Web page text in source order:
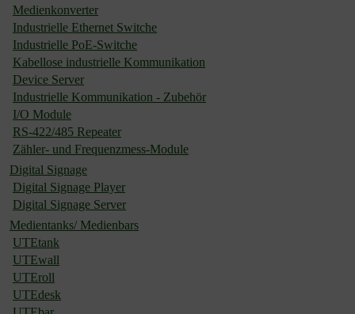
Medienkonverter
Industrielle Ethernet Switche
Industrielle PoE-Switche
Kabellose industrielle Kommunikation
Device Server
Industrielle Kommunikation - Zubehör
I/O Module
RS-422/485 Repeater
Zähler- und Frequenzmess-Module
Digital Signage
Digital Signage Player
Digital Signage Server
Medientanks/ Medienbars
UTEtank
UTEwall
UTEroll
UTEdesk